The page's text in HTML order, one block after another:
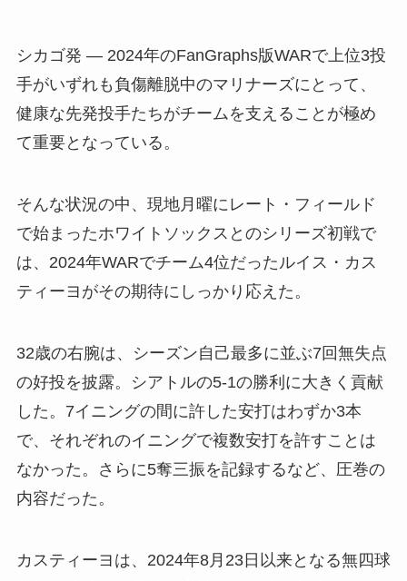
シカゴ発 — 2024年のFanGraphs版WARで上位3投
手がいずれも負傷離脱中のマリナーズにとって、
健康な先発投手たちがチームを支えることが極め
て重要となっている。
そんな状況の中、現地月曜にレート・フィールド
で始まったホワイトソックスとのシリーズ初戦で
は、2024年WARでチーム4位だったルイス・カス
ティーヨがその期待にしっかり応えた。
32歳の右腕は、シーズン自己最多に並ぶ7回無失点
の好投を披露。シアトルの5-1の勝利に大きく貢献
した。7イニングの間に許した安打はわずか3本
で、それぞれのイニングで複数安打を許すことは
なかった。さらに5奪三振を記録するなど、圧巻の
内容だった。
カスティーヨは、2024年8月23日以来となる無四球